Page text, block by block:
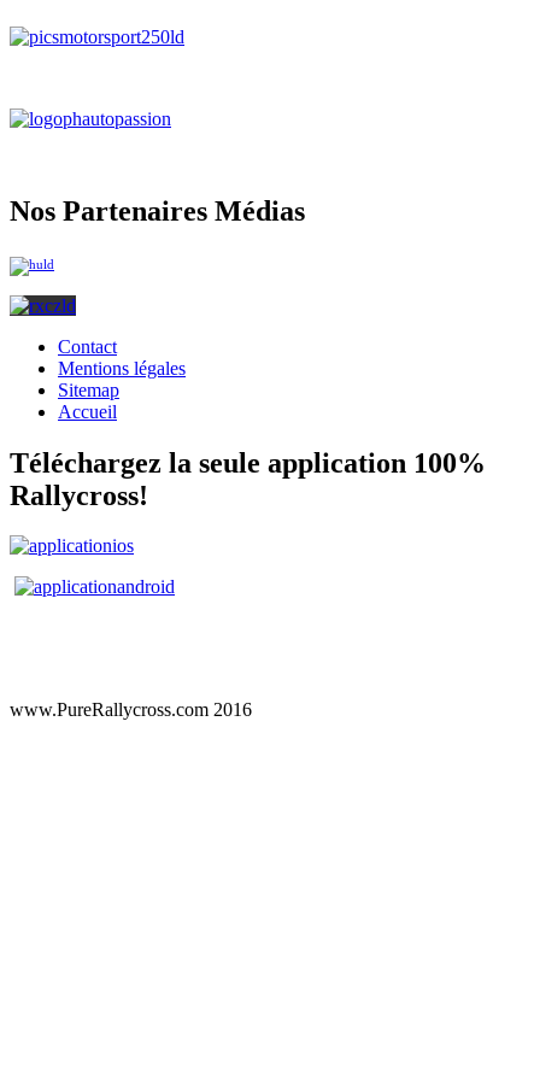
Nos Partenaires Médias
Contact
Mentions légales
Sitemap
Accueil
Téléchargez la seule application 100%
Rallycross!
www.PureRallycross.com 2016